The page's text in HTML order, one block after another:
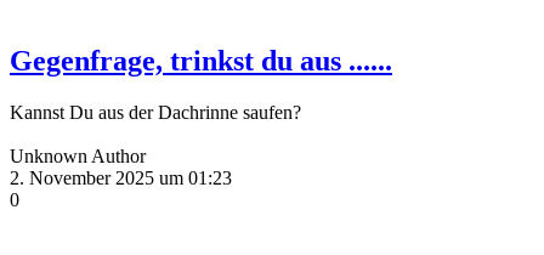
Gegenfrage, trinkst du aus ......
Kannst Du aus der Dachrinne saufen?
Unknown Author
2. November 2025 um 01:23
0